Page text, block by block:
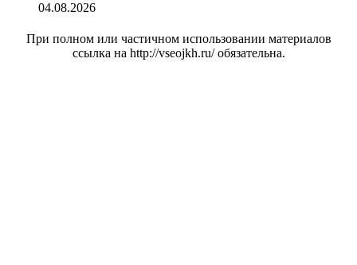
04.08.2026
При полном или частичном использовании материалов
ссылка на http://vseojkh.ru/ обязательна.